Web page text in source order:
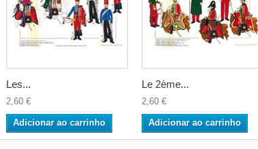
Les...
2,60 €
Adicionar ao carrinho
Le 2ème...
2,60 €
Adicionar ao carrinho